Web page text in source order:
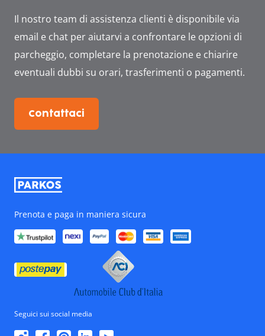
Il nostro team di assistenza clienti è disponibile via
email e chat per aiutarvi a confrontare le opzioni di
parcheggio, completare la prenotazione e chiarire
eventuali dubbi su orari, trasferimenti o pagamenti.
Contattaci
Prenota e paga in maniera sicura
Seguici sui social media